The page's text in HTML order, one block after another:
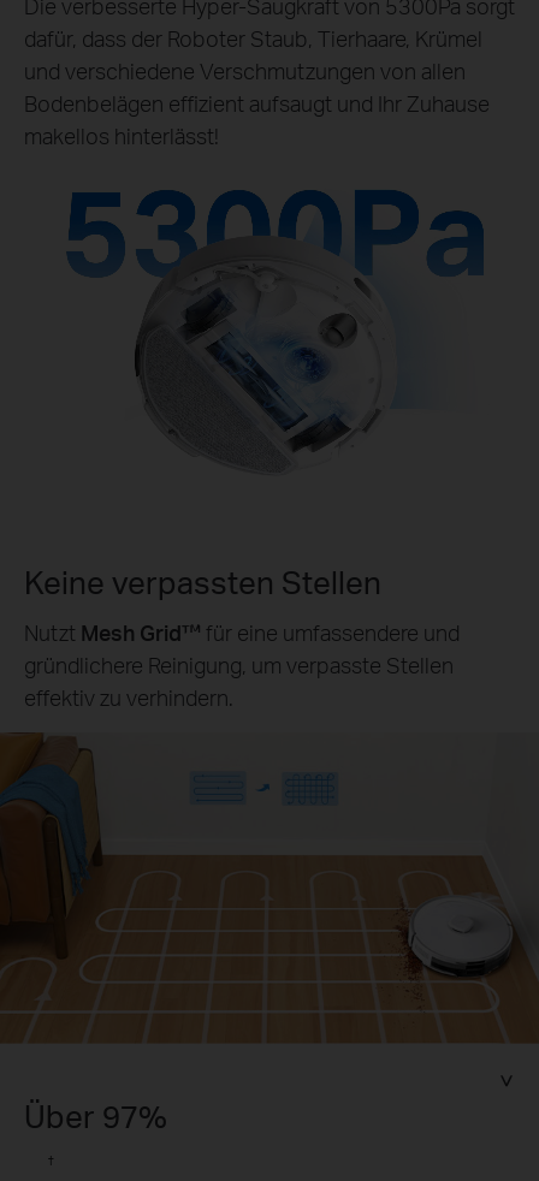
Die verbesserte Hyper-Saugkraft von 5300Pa sorgt
dafür, dass der Roboter Staub, Tierhaare, Krümel
und verschiedene Verschmutzungen von allen
Bodenbelägen effizient aufsaugt und Ihr Zuhause
makellos hinterlässt!
Keine verpassten Stellen
Nutzt Mesh Grid™ für eine umfassendere und
gründlichere Reinigung, um verpasste Stellen
effektiv zu verhindern.
Über 97%
†